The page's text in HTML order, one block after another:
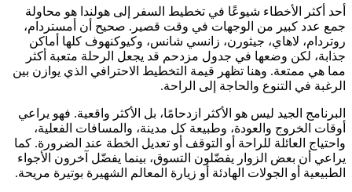
أحد أكثر الأخطاء شيوعًا في تخطيط السفر إلى هولندا هو محاولة
جمع عدد كبير من الوجهات في وقت قصير. صحيح أن أمستردام،
روتردام، لاهاي، جيثورن، زانسي شانس، وكيوكنهوف كلها أماكن
جذابة، لكن وضعها في جدول مزدحم قد يجعل الرحلة متعبة أكثر
مما هي ممتعة. وهنا تظهر قيمة التخطيط الاحترافي الذي يوازن بين
الرغبة في التنوع والحاجة إلى الراحة.
البرنامج الجيد ليس هو الأكثر ازدحامًا، بل الأكثر واقعية. فهو يراعي
أوقات الخروج والعودة، وطبيعة كل مدينة، والمسافات الفعلية،
واحتياج العائلة للراحة أو التوقف أو تعديل الخطة عند الضرورة. كما
يراعي أن بعض الزوار يفضّلون التسوق، بينما يفضّل آخرون الأجواء
الطبيعية أو الجولات الهادئة أو زيارة المعالم الشهيرة بوتيرة مريحة.